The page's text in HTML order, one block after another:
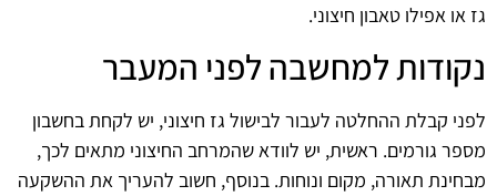
גז או אפילו טאבון חיצוני.
נקודות למחשבה לפני המעבר
לפני קבלת ההחלטה לעבור לבישול גז חיצוני, יש לקחת בחשבון
מספר גורמים. ראשית, יש לוודא שהמרחב החיצוני מתאים לכך,
מבחינת תאורה, מקום ונוחות. בנוסף, חשוב להעריך את ההשקעה